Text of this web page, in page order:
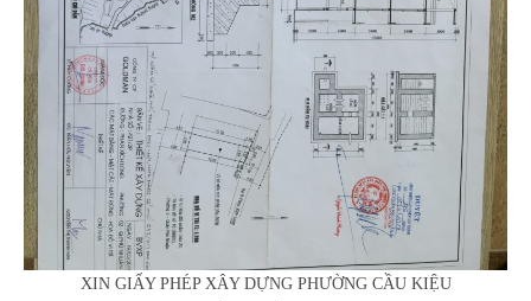
XIN GIẤY PHÉP XÂY DỰNG PHƯỜNG CẦU KIỆU